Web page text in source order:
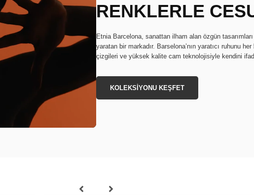
RENKLERLE
Etnia Barcelona, sanattan ilham alan özgün
yaratan bir markadır. Barselona’nın yaratıcı ruhunu
çizgileri ve yüksek kalite cam teknolojisiyle kendini
KOLEKSİYONU KEŞFET